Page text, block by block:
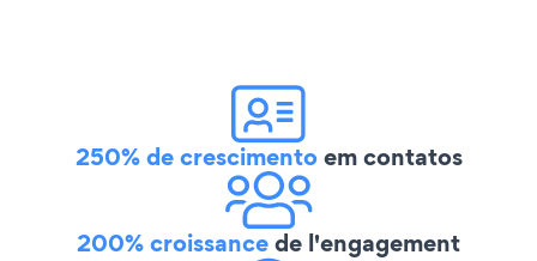
250% de crescimentoem contatos
200% croissancede l'engagement